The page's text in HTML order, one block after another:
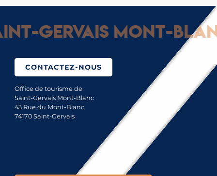
Gervais Mont-Blanc
CONTACTEZ-NOUS
Office de tourisme de
Saint-Gervais Mont-Blanc
43 Rue du Mont-Blanc
74170 Saint-Gervais